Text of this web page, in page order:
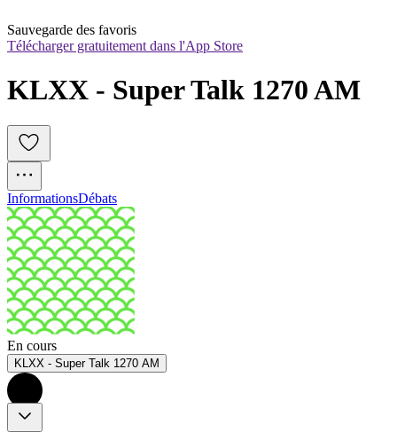
Sauvegarde des favoris
Télécharger gratuitement dans l'App Store
KLXX - Super Talk 1270 AM
InformationsDébats
En cours
KLXX - Super Talk 1270 AM